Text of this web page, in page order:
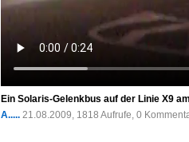
Ein Solaris-Gelenkbus auf der Linie X9
A..... 21.08.2009, 1818 Aufrufe, 0